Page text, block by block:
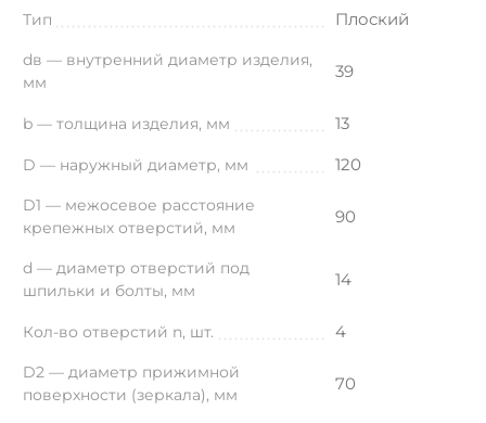
Тип Плоский
dв — внутренний диаметр изделия,
мм
39
b — толщина изделия, мм 13
D — наружный диаметр, мм 120
D1 — межосевое расстояние
крепежных отверстий, мм
90
d — диаметр отверстий под
шпильки и болты, мм
14
Кол-во отверстий n, шт. 4
D2 — диаметр прижимной
поверхности (зеркала), мм
70